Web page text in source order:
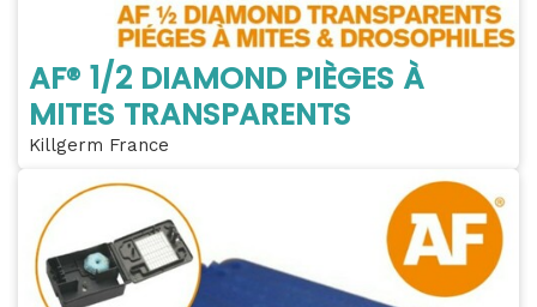
AF® 1/2 DIAMOND PIÈGES À
MITES TRANSPARENTS
Killgerm France